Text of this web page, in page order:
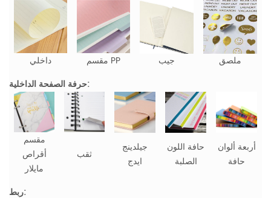
داخلي مقسم PP جيب
ملصق
حرفة الصفحة الداخلية:
مقسم
أقراص
مايلار
ثقب
جيلدينج
ايدج
حافة اللون
الصلبة
أربعة ألوان
حافة
ربط: